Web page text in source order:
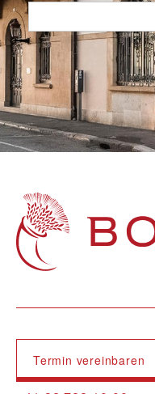
Navigation principale
Termin vereinbaren